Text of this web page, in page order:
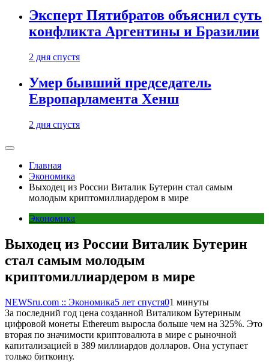
Эксперт Пятибратов объяснил суть
конфликта Аргентины и Бразилии
2 дня спустя
Умер бывший председатель
Европарламента Хенш
2 дня спустя
Главная
Экономика
Выходец из России Виталик Бутерин стал самым
молодым криптомиллиардером в мире
Экономика
Выходец из России Виталик Бутерин
стал самым молодым
криптомиллиардером в мире
NEWSru.com :: Экономика5 лет спустя01 минуты
За последний год цена созданной Виталиком Бутериным
цифровой монеты Ethereum выросла больше чем на 325%. Это
вторая по значимости криптовалюта в мире с рыночной
капитализацией в 389 миллиардов долларов. Она уступает
только биткоину.